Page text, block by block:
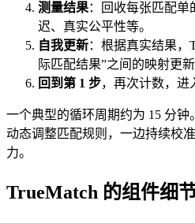
测量结果：回收每张匹配
迟、真实公平性等。
自我更新：根据真实结果，
际匹配结果”之间的映射更新
回到第 1 步，再次计数，进
一个典型的循环周期约为 15 分
动态调整匹配规则，一边持续校
力。
TrueMatch 的组件细